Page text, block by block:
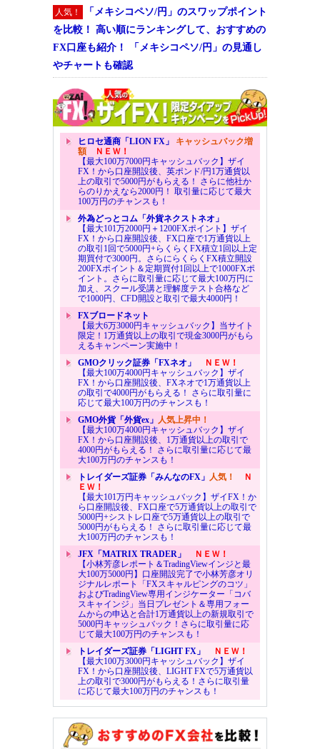
人気！
「メキシコペソ/円」のスワップポイント
を比較！ 高い順にランキングして、おすすめの
FX口座も紹介！ 「メキシコペソ/円」の見通し
やチャートも確認
ヒロセ通商「LION FX」 キャッシュバック増
額ＮＥＷ！
【最大100万7000円キャッシュバック】ザイ
FX！から口座開設後、英ポンド/円1万通貨以
上の取引で5000円がもらえる！ さらに他社か
らのりかえなら2000円！ 取引量に応じて最大
100万円のチャンスも！
外為どっとコム「外貨ネクストネオ」
【最大101万2000円＋1200FXポイント】ザイ
FX！から口座開設後、FX口座で1万通貨以上
の取引1回で5000円+らくらくFX積立1回以上定
期買付で3000円。さらにらくらくFX積立開設
200FXポイント＆定期買付1回以上で1000FXポ
イント。さらに取引量に応じて最大100万円に
加え、スクール受講と理解度テスト合格など
で1000円、CFD開設と取引で最大4000円！
FXブロードネット
【最大6万3000円キャッシュバック】当サイト
限定！1万通貨以上の取引で現金3000円がもら
えるキャンペーン実施中！
GMOクリック証券「FXネオ」
ＮＥＷ！
【最大100万4000円キャッシュバック】ザイ
FX！から口座開設後、FXネオで1万通貨以上
の取引で4000円がもらえる！ さらに取引量に
応じて最大100万円のチャンスも！
GMO外貨「外貨ex」 人気上昇中！
【最大100万4000円キャッシュバック】ザイ
FX！から口座開設後、1万通貨以上の取引で
4000円がもらえる！ さらに取引量に応じて最
大100万円のチャンスも！
トレイダーズ証券「みんなのFX」 人気！
Ｎ
ＥＷ！
【最大101万円キャッシュバック】ザイFX！か
ら口座開設後、FX口座で5万通貨以上の取引で
5000円+シストレ口座で5万通貨以上の取引で
5000円がもらえる！ さらに取引量に応じて最
大100万円のチャンスも！
JFX「MATRIX TRADER」
ＮＥＷ！
【小林芳彦レポート＆TradingViewインジと最
大100万5000円】口座開設完了で小林芳彦オリ
ジナルレポート「FXスキャルピングのコツ」
およびTradingView専用インジケーター「コバ
スキャインジ」当日プレゼント＆専用フォー
ムからの申込と合計1万通貨以上の新規取引で
5000円キャッシュバック！さらに取引量に応
じて最大100万円のチャンスも！
トレイダーズ証券「LIGHT FX」
ＮＥＷ！
【最大100万3000円キャッシュバック】ザイ
FX！から口座開設後、LIGHT FXで5万通貨以
上の取引で3000円がもらえる！さらに取引量
に応じて最大100万円のチャンスも！